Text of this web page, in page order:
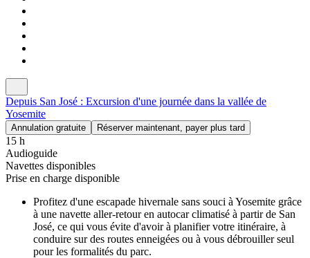
Depuis San José : Excursion d'une journée dans la vallée de
Yosemite
Annulation gratuite Réserver maintenant, payer plus tard
15 h
Audioguide
Navettes disponibles
Prise en charge disponible
Profitez d'une escapade hivernale sans souci à Yosemite grâce
à une navette aller-retour en autocar climatisé à partir de San
José, ce qui vous évite d'avoir à planifier votre itinéraire, à
conduire sur des routes enneigées ou à vous débrouiller seul
pour les formalités du parc.